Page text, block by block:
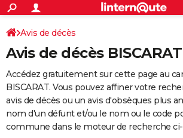
ACTUALITÉS
Politique
Société
Faits Divers
Education
Monde
Villes
+
SPORT
Coupe du monde 2026
Football
Tennis
Cyclisme
Rugby
Forum
Programme TV
TNT
Streaming
Cinéma
Sorties cinéma
Musique
+
FINANCE
Retraite
Epargne
Immobilier
Risques naturels par ville
Banque
Assurance
AUTO
Essais
Réserver un essai
Citadines
Berlines
SUV
Forum auto
+
Avis de décès
Avis de décès BISCARAT
Accédez gratuitement sur cette page au
BISCARAT. Vous pouvez affiner votre
avis de décès ou un avis d'obsèques plus
nom d'un défunt et/ou le nom ou le code
commune dans le moteur de recherche ci-